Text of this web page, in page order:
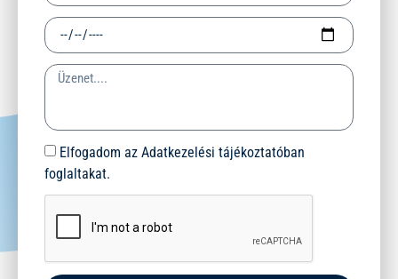
Elfogadom az Adatkezelési tájékoztatóban
foglaltakat.